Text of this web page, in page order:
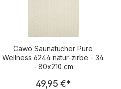
Cawö Saunatücher Pure
Wellness 6244 natur-zirbe - 34
- 80x210 cm
Regulärer Preis:
49,95 €*